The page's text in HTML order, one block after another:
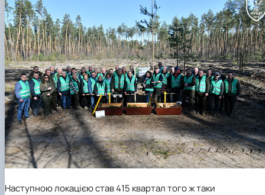
Наступною локацією став 415 квартал того ж таки